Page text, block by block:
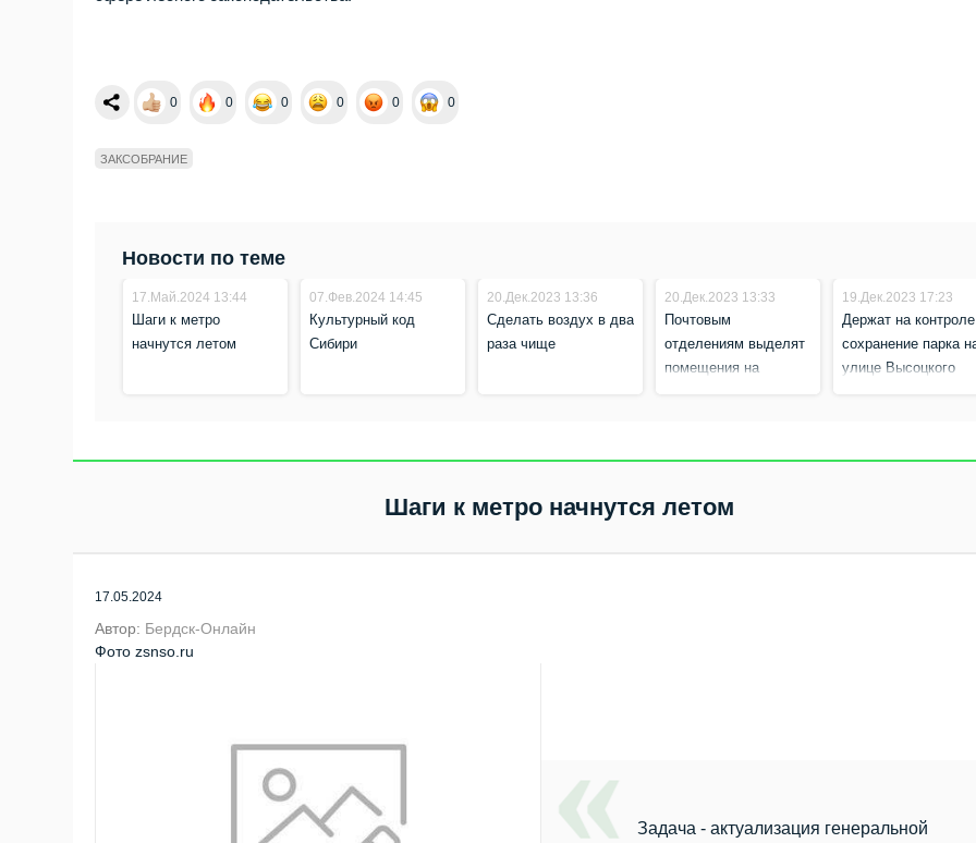
0 0 0 0 0 0
ЗАКСОБРАНИЕ
Новости по теме
17.Май.2024 13:44
Шаги к метро
начнутся летом
07.Фев.2024 14:45
Культурный код
Сибири
20.Дек.2023 13:36
Сделать воздух в два
раза чище
20.Дек.2023 13:33
Почтовым
отделениям выделят
помещения на
19.Дек.2023 17:23
Держат на контроле
сохранение парка
улице Высоцкого
Шаги к метро начнутся летом
17.05.2024
Автор: Бердск-Онлайн
Фото zsnso.ru
Задача - актуализация генеральной